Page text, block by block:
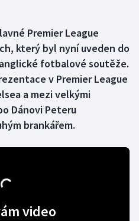
Premier League
který byl nyní uveden do
fotbalové soutěže.
v Premier League
a mezi velkými
Dánovi Peteru
brankářem.
video